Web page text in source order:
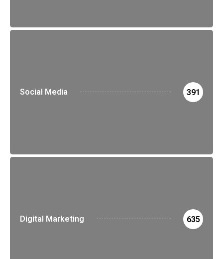
Social Media 391
Digital Marketing 635